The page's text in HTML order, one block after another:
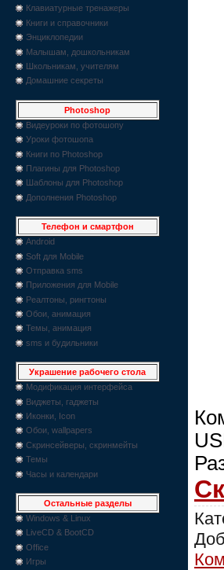
Клавиатурные тренажеры
Книги и справочники
Энциклопедии
Малышам, дошкольникам
Школьникам, учителям
Домашние секреты
Photoshop
Видеуроки по фотошопу
Уроки фотошопа
Книги по Photoshop
Плагины для Photoshop
Шаблоны для Photoshop
Дополнения Photoshop
Телефон и смартфон
Android
Soft для Mobile
Отправка sms
Приложения для Mobile
Реалтоны, рингтоны
Обои, анимация
Темы, анимация
sms и будильники
Украшение рабочего стола
Модификация интерфейса
Виджеты, гаджеты
Иконки, Icon
Обои, wallpapers
Скринсейверы, скринмейты
Темы
Часы и календари
Остальные разделы
Windows & Linux
LiveCD & BootCD
Office
Игры